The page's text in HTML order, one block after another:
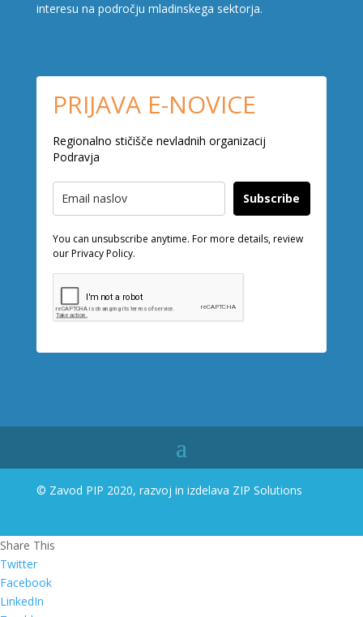
interesu na področju mladinskega sektorja.
PRIJAVA E-NOVICE
Regionalno stičišče nevladnih organizacij
Podravja
Subscribe
You can unsubscribe anytime. For more details, review
our Privacy Policy.
© Zavod PIP 2020, razvoj in izdelava ZIP Solutions
Share This
Twitter
Facebook
LinkedIn